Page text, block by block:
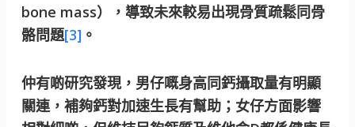
bone mass），導致未來較易出現骨質疏鬆同骨
骼問題[3] 。
仲有啲研究發現，男仔嘅身高同鈣攝取量有明顯
關連，補夠鈣對加速生長有幫助；女仔方面影響